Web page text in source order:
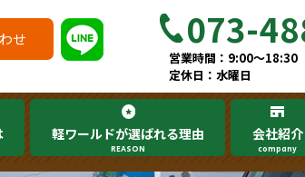
せ 073-
営業時間：9:00～18:30
定休日：水曜日
軽ワールドが選ばれる理由
REASON
会社紹介
company